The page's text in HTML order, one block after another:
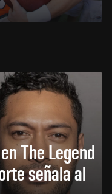
The Legend
señala al